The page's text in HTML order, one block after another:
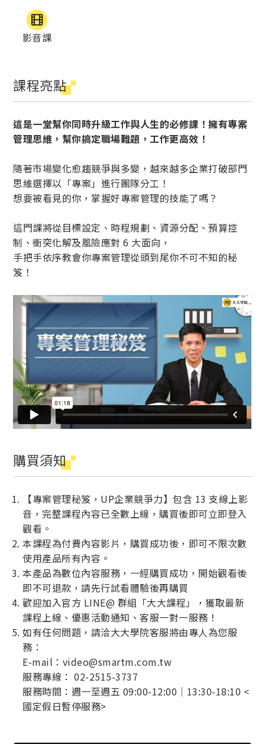
影音課
課程亮點
這是一堂幫你同時升級工作與人生的必修課！擁有專案
管理思維，幫你搞定職場難題，工作更高效！
隨著市場變化愈趨競爭與多變，越來越多企業打破部門
思維選擇以「專案」進行團隊分工！
想要被看見的你，掌握好專案管理的技能了嗎？
這門課將從目標設定、時程規劃、資源分配、預算控
制、衝突化解及風險應對 6 大面向，
手把手依序教會你專案管理從頭到尾你不可不知的秘
笈！
購買須知
【專案管理秘笈，UP企業競爭力】包含 13 支線上影
音，完整課程內容已全數上線，購買後即可立即登入
觀看。
本課程為付費內容影片，購買成功後，即可不限次數
使用產品所有內容。
本產品為數位內容服務，一經購買成功，開始觀看後
即不可退款，請先行試看體驗後再購買
歡迎加入官方 LINE@ 群組「大大課程」，獲取最新
課程上線、優惠活動通知、客服一對一服務！
如有任何問題，請洽大大學院客服將由專人為您服
務：
E-mail：video@smartm.com.tw
服務專線： 02-2515-3737
服務時間：週一至週五 09:00-12:00｜13:30-18:10 <
國定假日暫停服務>